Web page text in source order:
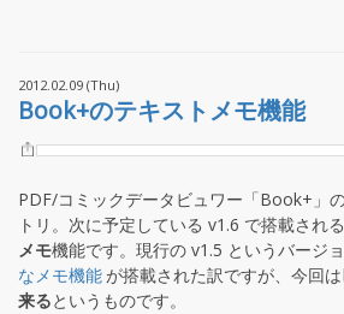
2012.02.09 (Thu)
Book+のテキストメモ機能
PDF/コミックデータビュワー「Book+」
トリ。次に予定している v1.6 で搭載され
メモ機能です。現行の v1.5 というバージ
なメモ機能 が搭載された訳ですが、今回は
来るというものです。